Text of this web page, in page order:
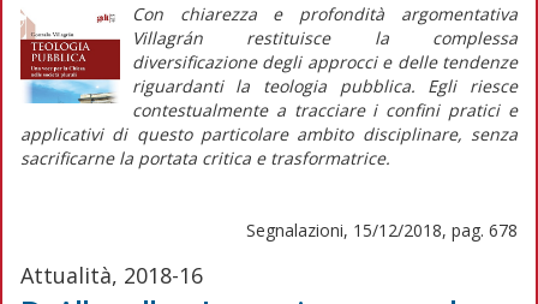
Con chiarezza e profondità argomentativa
Villagrán restituisce la complessa
diversificazione degli approcci e delle tendenze
riguardanti la teologia pubblica. Egli riesce
contestualmente a tracciare i confini pratici e
applicativi di questo particolare ambito disciplinare, senza
sacrificarne la portata critica e trasformatrice.
Segnalazioni, 15/12/2018, pag. 678
Attualità, 2018-16